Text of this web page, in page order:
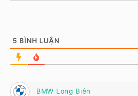
5 BÌNH LUẬN
BMW Long Biên